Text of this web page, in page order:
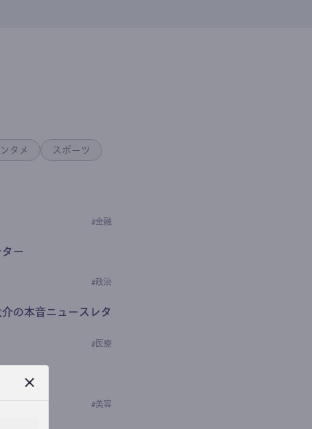
タメ スポーツ
#金融
ー
#政治
の本音ニュースレタ
# 医療
の研究者）
#美容